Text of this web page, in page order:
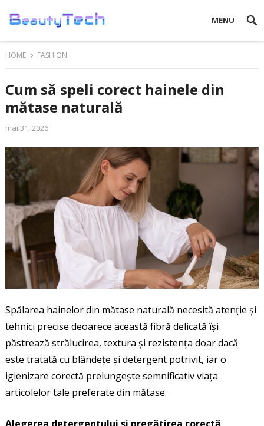
MENU
HOME FASHION
Cum să speli corect hainele din
mătase naturală
mai 31, 2026
Spălarea hainelor din mătase naturală necesită atenție și
tehnici precise deoarece această fibră delicată își
păstrează strălucirea, textura și rezistența doar dacă
este tratată cu blândețe și detergent potrivit, iar o
igienizare corectă prelungește semnificativ viața
articolelor tale preferate din mătase.